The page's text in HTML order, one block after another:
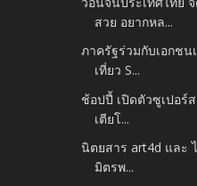
สวย อยากหล...
ภาครัฐร่วมกับเอกชน
เที่ยว S...
ช้อปปี้ เปิดตัวซูเปอร์
เตียโ...
นิตยสาร art4d และ
มิตรพ...